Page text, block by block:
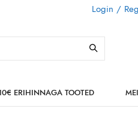
Login /
ERIHINNAGA TOOTED